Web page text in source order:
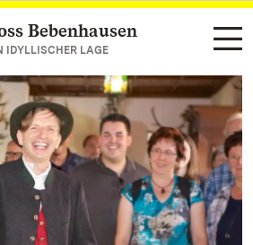
Bebenhausen
IDYLLISCHER LAGE